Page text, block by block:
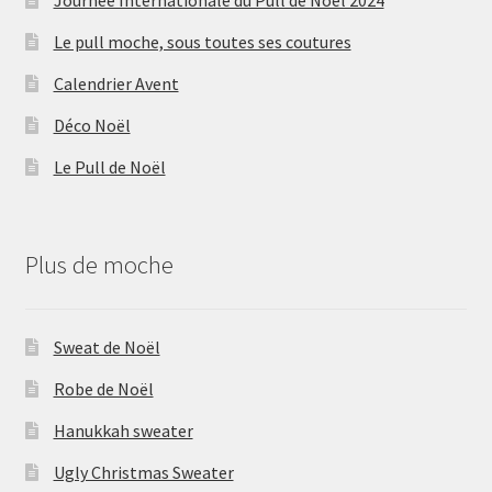
Le pull moche, sous toutes ses coutures
Calendrier Avent
Déco Noël
Le Pull de Noël
Plus de moche
Sweat de Noël
Robe de Noël
Hanukkah sweater
Ugly Christmas Sweater